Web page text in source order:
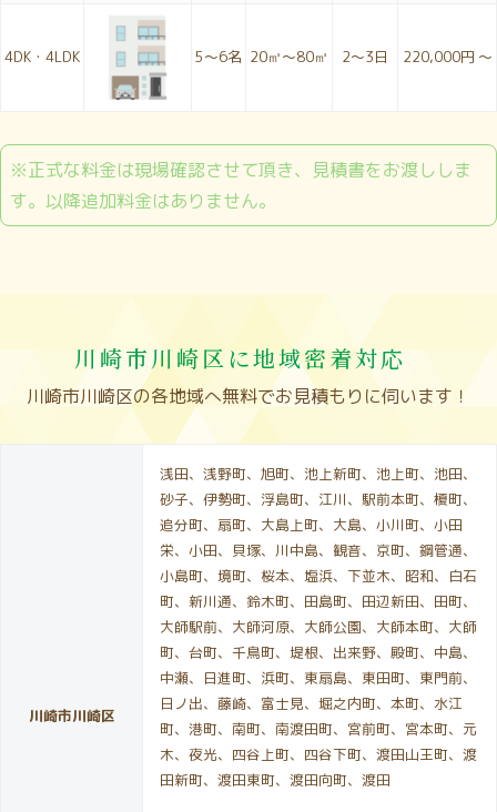
4DK・4LDK 5〜6名 20㎥～80㎥ 2〜3日 220,000円 ～
※正式な料金は現場確認させて頂き、見積書をお渡ししま
す。以降追加料金はありません。
川崎市川崎区に地域密着対応
川崎市川崎区の各地域へ無料でお見積もりに伺います！
川崎市川崎区
浅田、浅野町、旭町、池上新町、池上町、池田、
砂子、伊勢町、浮島町、江川、駅前本町、榎町、
追分町、扇町、大島上町、大島、小川町、小田
栄、小田、貝塚、川中島、観音、京町、鋼管通、
小島町、境町、桜本、塩浜、下並木、昭和、白石
町、新川通、鈴木町、田島町、田辺新田、田町、
大師駅前、大師河原、大師公園、大師本町、大師
町、台町、千鳥町、堤根、出来野、殿町、中島、
中瀬、日進町、浜町、東扇島、東田町、東門前、
日ノ出、藤崎、富士見、堀之内町、本町、水江
町、港町、南町、南渡田町、宮前町、宮本町、元
木、夜光、四谷上町、四谷下町、渡田山王町、渡
田新町、渡田東町、渡田向町、渡田